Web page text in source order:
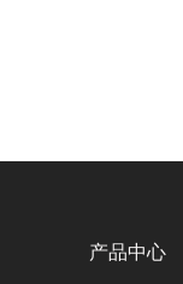
产品中心